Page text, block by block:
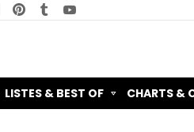
linkedin pinterest
LISTES & BEST OF CHARTS &